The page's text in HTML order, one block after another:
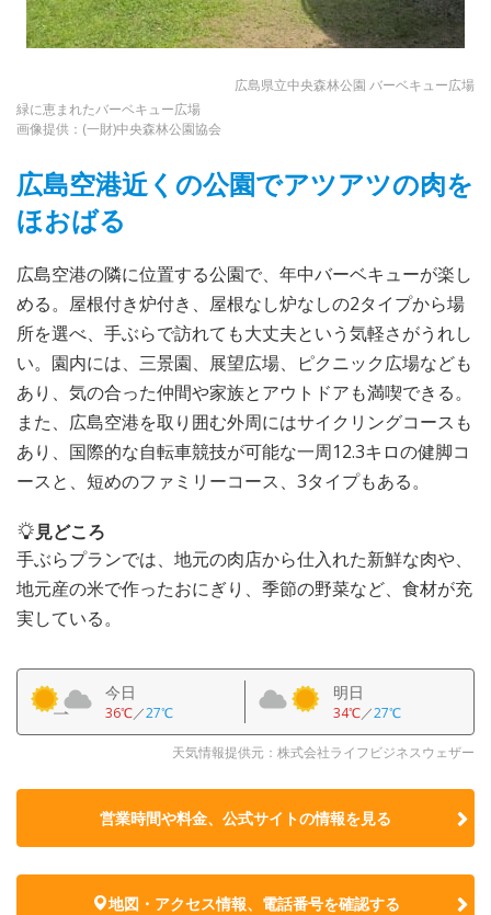
広島県立中央森林公園 バーベキュー広場
緑に恵まれたバーベキュー広場
画像提供：(一財)中央森林公園協会
広島空港近くの公園でアツアツの肉を
ほおばる
広島空港の隣に位置する公園で、年中バーベキューが楽し
める。屋根付き炉付き、屋根なし炉なしの2タイプから場
所を選べ、手ぶらで訪れても大丈夫という気軽さがうれし
い。園内には、三景園、展望広場、ピクニック広場なども
あり、気の合った仲間や家族とアウトドアも満喫できる。
また、広島空港を取り囲む外周にはサイクリングコースも
あり、国際的な自転車競技が可能な一周12.3キロの健脚コ
ースと、短めのファミリーコース、3タイプもある。
見どころ
手ぶらプランでは、地元の肉店から仕入れた新鮮な肉や、
地元産の米で作ったおにぎり、季節の野菜など、食材が充
実している。
今日
36℃／27℃
明日
34℃／27℃
天気情報提供元：株式会社ライフビジネスウェザー
営業時間や料金、公式サイトの情報を見る
地図・アクセス情報、電話番号を確認する